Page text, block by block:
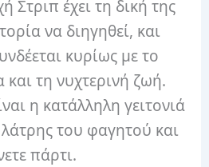
Στριπ έχει τη δική της
να διηγηθεί, και
κυρίως με το
τη νυχτερινή ζωή.
η κατάλληλη γειτονιά
λάτρης του φαγητού και
πάρτι.